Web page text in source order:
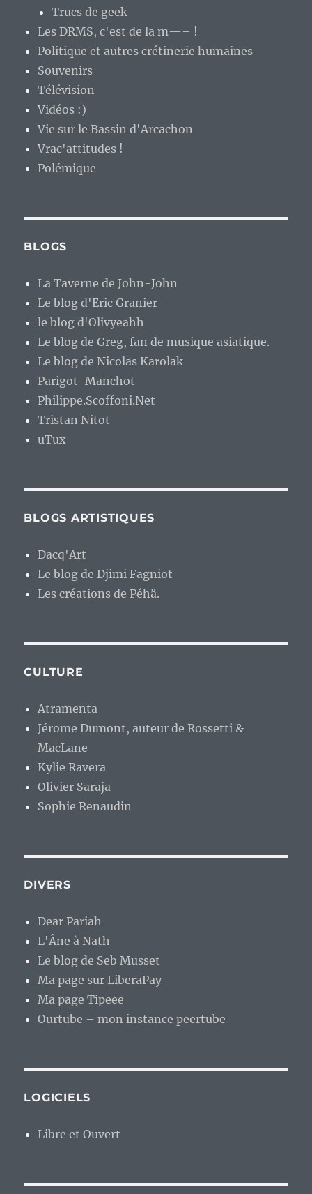
Trucs de geek
Les DRMS, c'est de la m—– !
Politique et autres crétinerie humaines
Souvenirs
Télévision
Vidéos :)
Vie sur le Bassin d'Arcachon
Vrac'attitudes !
Polémique
BLOGS
La Taverne de John-John
Le blog d'Eric Granier
le blog d'Olivyeahh
Le blog de Greg, fan de musique asiatique.
Le blog de Nicolas Karolak
Parigot-Manchot
Philippe.Scoffoni.Net
Tristan Nitot
uTux
BLOGS ARTISTIQUES
Dacq'Art
Le blog de Djimi Fagniot
Les créations de Péhä.
CULTURE
Atramenta
Jérome Dumont, auteur de Rossetti &
MacLane
Kylie Ravera
Olivier Saraja
Sophie Renaudin
DIVERS
Dear Pariah
L'Âne à Nath
Le blog de Seb Musset
Ma page sur LiberaPay
Ma page Tipeee
Ourtube – mon instance peertube
LOGICIELS
Libre et Ouvert